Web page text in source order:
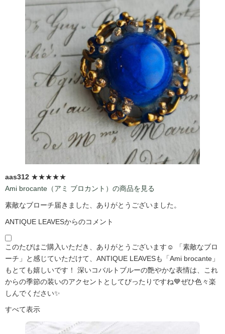
aas312 ★★★★★
Ami brocante（アミ ブロカント）の商品を見る
素敵なブローチ届きました、ありがとうございました。
ANTIQUE LEAVESからのコメント
このたびはご購入いただき、ありがとうございます☺️ 「素敵なブロ
ーチ」と感じていただけて、ANTIQUE LEAVESも「Ami brocante」
もとても嬉しいです！ 深いコバルトブルーの艶やかな表情は、これ
からの季節の装いのアクセントとしてぴったりですね💙ぜひ色々楽
しんでください✨
すべて表示